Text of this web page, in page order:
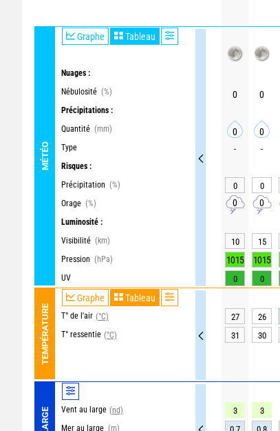
MÉTÉO
Graphe Tableau
Nuages :
Nébulosité (%)
Précipitations :
Quantité (mm)
Type
Risques :
Précipitation (%)
Orage (%)
Luminosité :
Visibilité (km)
Pression (hPa)
UV
TEMPÉRATURE
Graphe Tableau
T° de l'air (°C)
T° ressentie (°C)
Vent au large (nd)
Mer au large (m)
0 0
0 0
- -
0 0
0 0
10 15
1015 1015
0 0
27 26
31
30
3 3